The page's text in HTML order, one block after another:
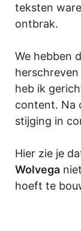
teksten
ontbrak.
We hebben
heb ik
content. Na
stijging in
Hier zie je
Wolvega
hoeft te